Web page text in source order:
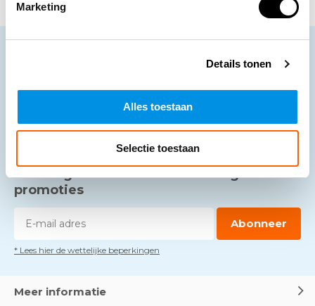
Marketing
Details tonen
Alles toestaan
Selectie toestaan
Ontvang de nieuwste aanbiedingen en
promoties
Abonneer
* Lees hier de wettelijke beperkingen
Meer informatie